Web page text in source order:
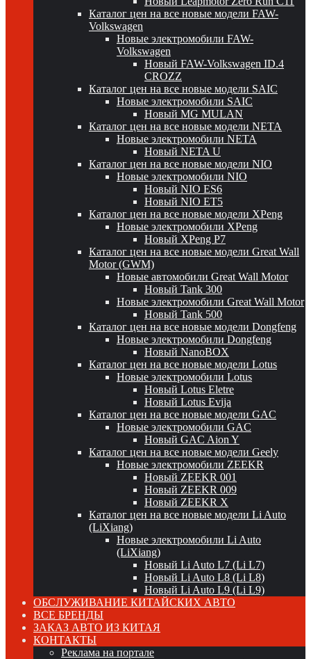
Каталог цен на все новые модели FAW-
Volkswagen
Новые электромобили FAW-
Volkswagen
Новый FAW-Volkswagen ID.4
CROZZ
Каталог цен на все новые модели SAIC
Новые электромобили SAIC
Новый MG MULAN
Каталог цен на все новые модели NETA
Новые электромобили NETA
Новый NETA U
Каталог цен на все новые модели NIO
Новые электромобили NIO
Новый NIO ES6
Новый NIO ET5
Каталог цен на все новые модели XPeng
Новые электромобили XPeng
Новый XPeng P7
Каталог цен на все новые модели Great Wall
Motor (GWM)
Новые автомобили Great Wall Motor
Новый Tank 300
Новые электромобили Great Wall Motor
Новый Tank 500
Каталог цен на все новые модели Dongfeng
Новые электромобили Dongfeng
Новый NanoBOX
Каталог цен на все новые модели Lotus
Новые электромобили Lotus
Новый Lotus Eletre
Новый Lotus Evija
Каталог цен на все новые модели GAC
Новые электромобили GAC
Новый GAC Aion Y
Каталог цен на все новые модели Geely
Новые электромобили ZEEKR
Новый ZEEKR 001
Новый ZEEKR 009
Новый ZEEKR X
Каталог цен на все новые модели Li Auto
(LiXiang)
Новые электромобили Li Auto
(LiXiang)
Новый Li Auto L7 (Li L7)
Новый Li Auto L8 (Li L8)
Новый Li Auto L9 (Li L9)
ОБСЛУЖИВАНИЕ КИТАЙСКИХ АВТО
ВСЕ БРЕНДЫ
ЗАКАЗ АВТО ИЗ КИТАЯ
КОНТАКТЫ
Реклама на портале